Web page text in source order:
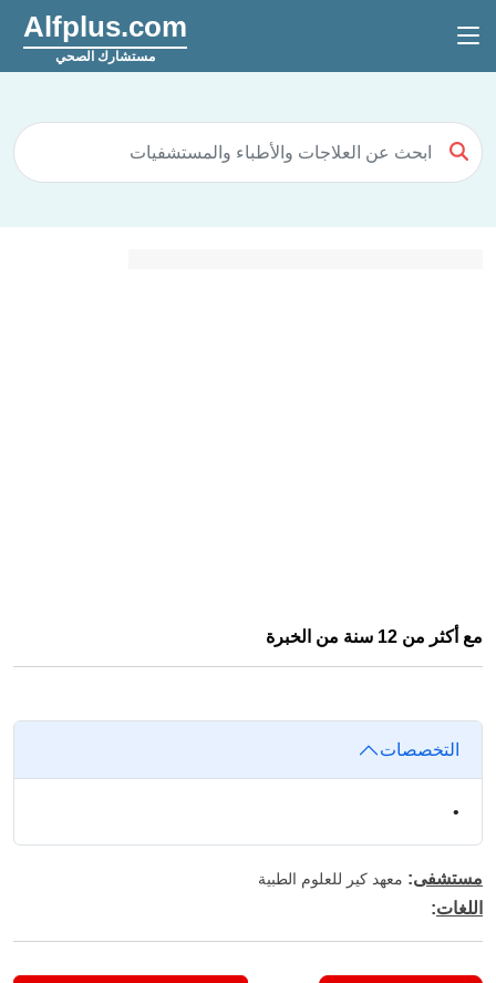
Alfplus.com
مستشارك الصحي
مع أكثر من 12 سنة من الخبرة
التخصصات
•
مستشفى: معهد كير للعلوم الطبية
اللغات: